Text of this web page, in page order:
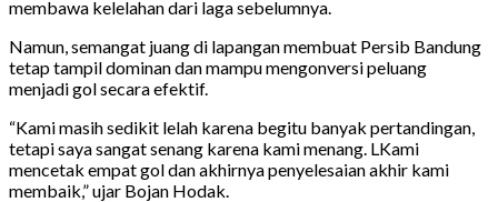
membawa kelelahan dari laga sebelumnya.
Namun, semangat juang di lapangan membuat Persib Bandung
tetap tampil dominan dan mampu mengonversi peluang
menjadi gol secara efektif.
“Kami masih sedikit lelah karena begitu banyak pertandingan,
tetapi saya sangat senang karena kami menang. LKami
mencetak empat gol dan akhirnya penyelesaian akhir kami
membaik,” ujar Bojan Hodak.